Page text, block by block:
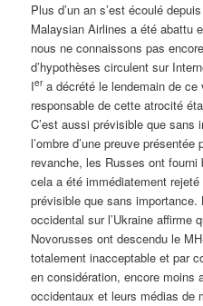
Plus d’un an s’est écoulé
Malaysian Airlines a été abattu
nous ne connaissons pas
d’hypothèses circulent sur
Iera décrété le lendemain de ce
responsable de cette atrocité
C’est aussi prévisible que sans
l’ombre d’une preuve
revanche, les Russes ont
cela a été immédiatement
prévisible que sans
occidental sur l’Ukraine affirme
Novorusses ont descendu le
totalement inacceptable et par
en considération, encore moins
occidentaux et leurs médias de